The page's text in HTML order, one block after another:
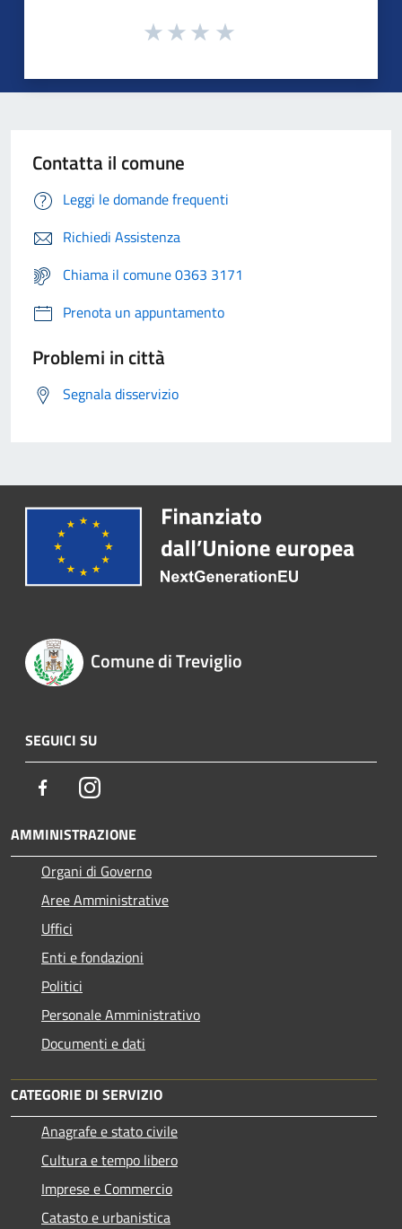
Contatta il comune
Leggi le domande frequenti
Richiedi Assistenza
Chiama il comune 0363 3171
Prenota un appuntamento
Problemi in città
Segnala disservizio
Comune di Treviglio
SEGUICI SU
FacebookInstagram
AMMINISTRAZIONE
Organi di Governo
Aree Amministrative
Uffici
Enti e fondazioni
Politici
Personale Amministrativo
Documenti e dati
CATEGORIE DI SERVIZIO
Anagrafe e stato civile
Cultura e tempo libero
Imprese e Commercio
Catasto e urbanistica